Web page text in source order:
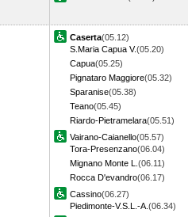
Caserta(05.12)
S.Maria Capua V.(05.20)
Capua(05.25)
Pignataro Maggiore(05.32)
Sparanise(05.38)
Teano(05.45)
Riardo-Pietramelara(05.51)
Vairano-Caianello(05.57)
Tora-Presenzano(06.04)
Mignano Monte L. (06.11)
Rocca D'evandro(06.17)
Cassino(06.27)
Piedimonte-V.S.L.-A. (06.34)